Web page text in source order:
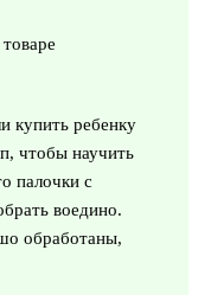
купить ребенку
чтобы научить
палочки с
воедино.
обработаны,